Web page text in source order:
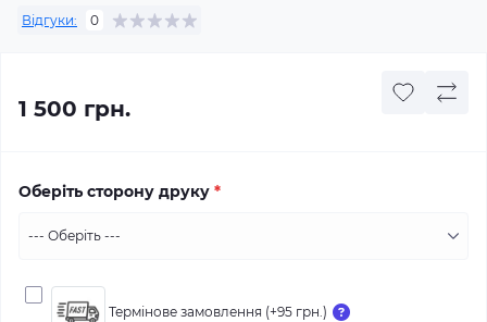
Відгуки: 0
1 500 грн.
Оберіть сторону друку *
Термінове замовлення (+95 грн.)